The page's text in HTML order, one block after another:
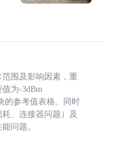
围及影响因素，重
为-3dBm
的参考值表格。同时
、连接器问题）及
问题。